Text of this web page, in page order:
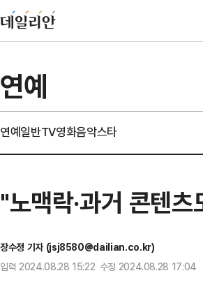
연예
연예일반TV영화음악스타
"노맥락·과거 콘텐
장수정 기자 (jsj8580@dailian.co.kr)
입력 2024.08.28 15:22 수정 2024.08.28 17:04